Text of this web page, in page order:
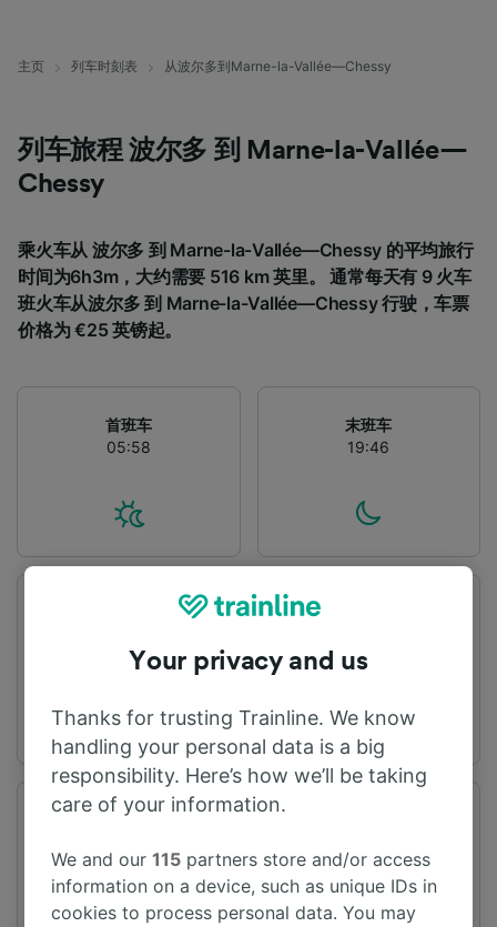
主页 列车时刻表 从波尔多到Marne-la-Vallée—Chessy
列车旅程 波尔多 到 Marne-la-Vallée—
Chessy
乘火车从 波尔多 到 Marne-la-Vallée—Chessy 的平均旅行
时间为6h3m，大约需要 516 km 英里。 通常每天有 9 火车
班火车从波尔多 到 Marne-la-Vallée—Chessy 行驶，车票
价格为 €25 英镑起。
首班车
05:58
末班车
19:46
Chessy
旅程时间
Your privacy and us
Thanks for trusting Trainline. We know
handling your personal data is a big
responsibility. Here’s how we’ll be taking
care of your information.
We and our115 partners store and/or access
information on a device, such as unique IDs in
cookies to process personal data. You may